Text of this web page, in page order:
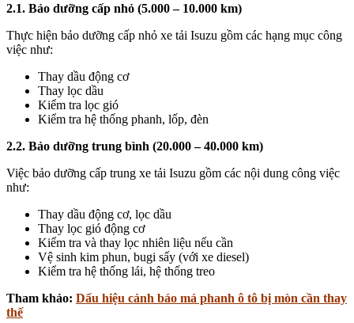
2.1. Bảo dưỡng cấp nhỏ (5.000 – 10.000 km)
Thực hiện bảo dưỡng cấp nhỏ xe tải Isuzu gồm các hạng mục công
việc như:
Thay dầu động cơ
Thay lọc dầu
Kiểm tra lọc gió
Kiểm tra hệ thống phanh, lốp, đèn
2.2. Bảo dưỡng trung bình (20.000 – 40.000 km)
Việc bảo dưỡng cấp trung xe tải Isuzu gồm các nội dung công việc
như:
Thay dầu động cơ, lọc dầu
Thay lọc gió động cơ
Kiểm tra và thay lọc nhiên liệu nếu cần
Vệ sinh kim phun, bugi sấy (với xe diesel)
Kiểm tra hệ thống lái, hệ thống treo
Tham khảo: Dấu hiệu cảnh báo má phanh ô tô bị mòn cần thay
thế